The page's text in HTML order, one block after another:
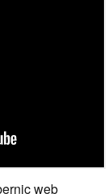
web